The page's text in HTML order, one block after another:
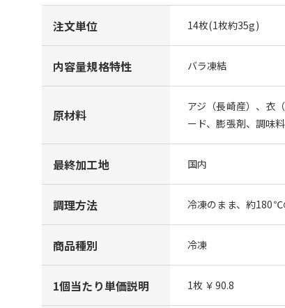
注文単位 14枚(1枚約35g)
内容量規格特性 バラ凍結
原材料
アジ（長崎産）、衣
ード、膨張剤、調味
最終加工地 国内
調理方法 冷凍のまま、約180℃
商品種別 冷凍
1個当たり単価説明 1枚 ￥90.8